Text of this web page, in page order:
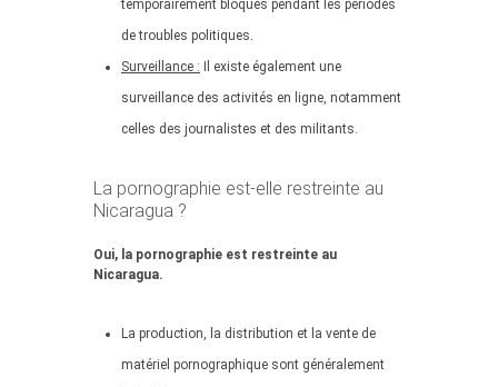
temporairement bloqués pendant les périodes
de troubles politiques.
Surveillance : Il existe également une
surveillance des activités en ligne, notamment
celles des journalistes et des militants.
La pornographie est-elle restreinte au
Nicaragua ?
Oui, la pornographie est restreinte au
Nicaragua.
La production, la distribution et la vente de
matériel pornographique sont généralement